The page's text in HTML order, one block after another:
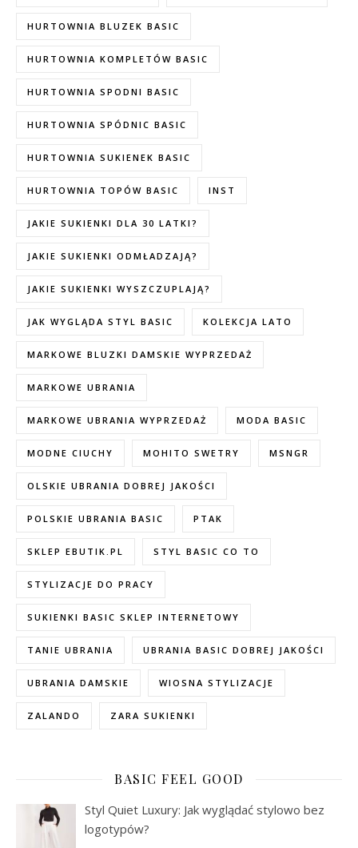
HURTOWNIA BLUZEK BASIC
HURTOWNIA KOMPLETÓW BASIC
HURTOWNIA SPODNI BASIC
HURTOWNIA SPÓDNIC BASIC
HURTOWNIA SUKIENEK BASIC
HURTOWNIA TOPÓW BASIC INST
JAKIE SUKIENKI DLA 30 LATKI?
JAKIE SUKIENKI ODMŁADZAJĄ?
JAKIE SUKIENKI WYSZCZUPLAJĄ?
JAK WYGLĄDA STYL BASIC KOLEKCJA LATO
MARKOWE BLUZKI DAMSKIE WYPRZEDAŻ
MARKOWE UBRANIA
MARKOWE UBRANIA WYPRZEDAŻ MODA BASIC
MODNE CIUCHY MOHITO SWETRY MSNGR
OLSKIE UBRANIA DOBREJ JAKOŚCI
POLSKIE UBRANIA BASIC PTAK
SKLEP EBUTIK.PL STYL BASIC CO TO
STYLIZACJE DO PRACY
SUKIENKI BASIC SKLEP INTERNETOWY
TANIE UBRANIA UBRANIA BASIC DOBREJ JAKOŚCI
UBRANIA DAMSKIE WIOSNA STYLIZACJE
ZALANDO ZARA SUKIENKI
BASIC FEEL GOOD
Styl Quiet Luxury: Jak wyglądać stylowo bez
logotypów?